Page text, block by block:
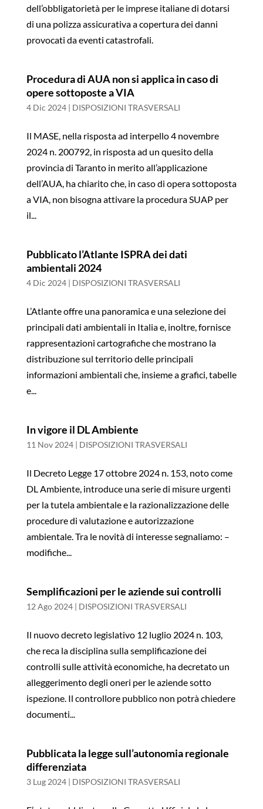
dell’obbligatorietà per le imprese italiane di dotarsi
di una polizza assicurativa a copertura dei danni
provocati da eventi catastrofali.
Procedura di AUA non si applica in caso di
opere sottoposte a VIA
4 Dic 2024| DISPOSIZIONI TRASVERSALI
Il MASE, nella risposta ad interpello 4 novembre
2024 n. 200792, in risposta ad un quesito della
provincia di Taranto in merito all’applicazione
dell’AUA, ha chiarito che, in caso di opera sottoposta
a VIA, non bisogna attivare la procedura SUAP per
il...
Pubblicato l’Atlante ISPRA dei dati
ambientali 2024
4 Dic 2024| DISPOSIZIONI TRASVERSALI
L’Atlante offre una panoramica e una selezione dei
principali dati ambientali in Italia e, inoltre, fornisce
rappresentazioni cartografiche che mostrano la
distribuzione sul territorio delle principali
informazioni ambientali che, insieme a grafici, tabelle
e...
In vigore il DL Ambiente
11 Nov 2024| DISPOSIZIONI TRASVERSALI
Il Decreto Legge 17 ottobre 2024 n. 153, noto come
DL Ambiente, introduce una serie di misure urgenti
per la tutela ambientale e la razionalizzazione delle
procedure di valutazione e autorizzazione
ambientale. Tra le novità di interesse segnaliamo: –
modifiche...
Semplificazioni per le aziende sui controlli
12 Ago 2024| DISPOSIZIONI TRASVERSALI
Il nuovo decreto legislativo 12 luglio 2024 n. 103,
che reca la disciplina sulla semplificazione dei
controlli sulle attività economiche, ha decretato un
alleggerimento degli oneri per le aziende sotto
ispezione. Il controllore pubblico non potrà chiedere
documenti...
Pubblicata la legge sull’autonomia regionale
differenziata
3 Lug 2024| DISPOSIZIONI TRASVERSALI